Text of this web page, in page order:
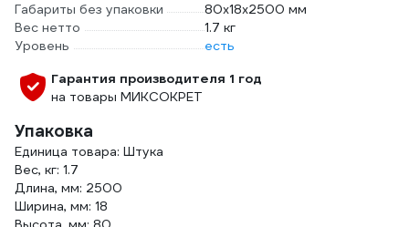
Габариты без упаковки
80x18x2500 мм
Вес нетто
1.7 кг
Уровень
есть
Гарантия производителя 1 год
на товары МИКСОКРЕТ
Упаковка
Единица товара: Штука
Вес, кг: 1.7
Длина, мм: 2500
Ширина, мм: 18